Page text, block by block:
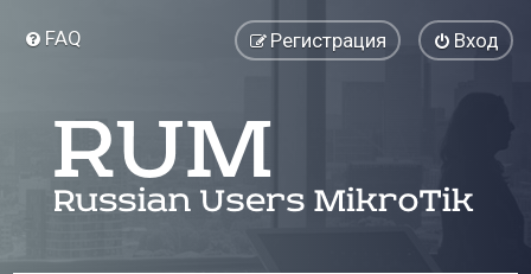
FAQ Вход
Регистрация